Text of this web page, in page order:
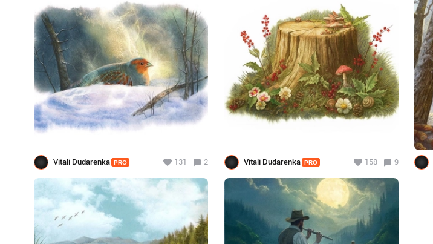
Vitali Dudarenka PRO 131 2 Vitali Dudarenka PRO 158 9